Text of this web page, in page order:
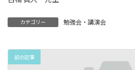
カテゴリー 勉強会・講演会
前の記事